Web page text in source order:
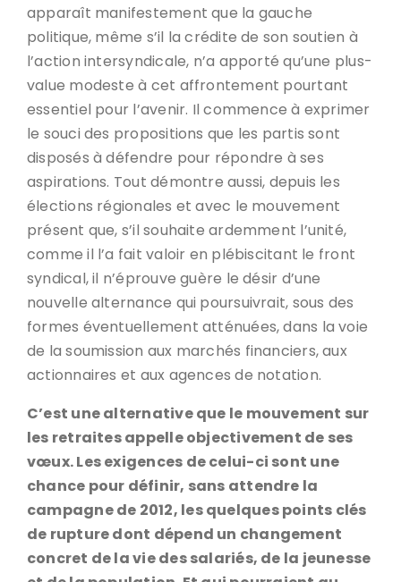
apparaît manifestement que la gauche
politique, même s’il la crédite de son soutien à
l’action intersyndicale, n’a apporté qu’une plus-
value modeste à cet affrontement pourtant
essentiel pour l’avenir. Il commence à exprimer
le souci des propositions que les partis sont
disposés à défendre pour répondre à ses
aspirations. Tout démontre aussi, depuis les
élections régionales et avec le mouvement
présent que, s’il souhaite ardemment l’unité,
comme il l’a fait valoir en plébiscitant le front
syndical, il n’éprouve guère le désir d’une
nouvelle alternance qui poursuivrait, sous des
formes éventuellement atténuées, dans la voie
de la soumission aux marchés financiers, aux
actionnaires et aux agences de notation.
C’est une alternative que le mouvement sur
les retraites appelle objectivement de ses
vœux. Les exigences de celui-ci sont une
chance pour définir, sans attendre la
campagne de 2012, les quelques points clés
de rupture dont dépend un changement
concret de la vie des salariés, de la jeunesse